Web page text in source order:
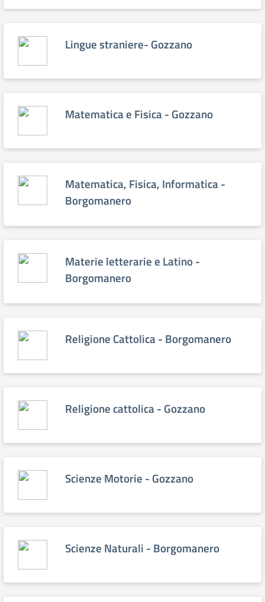
Lingue straniere- Gozzano
Matematica e Fisica - Gozzano
Matematica, Fisica, Informatica -
Borgomanero
Materie letterarie e Latino -
Borgomanero
Religione Cattolica - Borgomanero
Religione cattolica - Gozzano
Scienze Motorie - Gozzano
Scienze Naturali - Borgomanero